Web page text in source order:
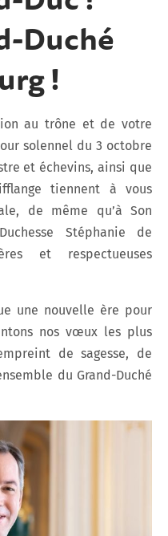
Duché
!
au trône et de votre
solennel du 3 octobre
et échevins, ainsi que
tiennent à vous
de même qu’à Son
Stéphanie de
et respectueuses
une nouvelle ère pour
nos vœux les plus
de sagesse, de
du Grand-Duché